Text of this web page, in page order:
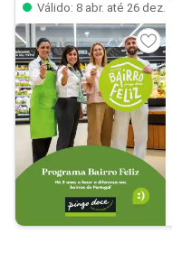
Válido: 8 abr. até 26 dez.